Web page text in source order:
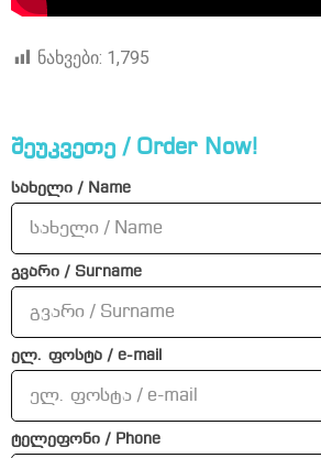
ნახვები: 1,795
შეუკვეთე / Order Now!
სახელი / Name
გვარი / Surname
ელ. ფოსტა / e-mail
ტელეფონი / Phone